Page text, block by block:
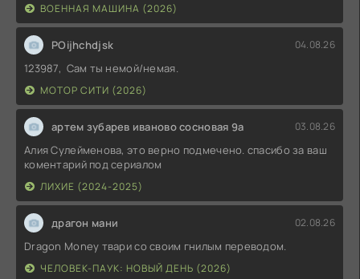
ВОЕННАЯ МАШИНА (2026)
POijhchdjsk 04.08.26
123987, Сам ты немой/немая.
МОТОР СИТИ (2026)
артем зубарев иваново сосновая 9а 03.08.26
Алия Сулейменова, это верно подмечено. спасибо за ваш
коментарий под сериалом
ЛИХИЕ (2024-2025)
драгон мани 02.08.26
Dragon Money твари со своим гнилым переводом.
ЧЕЛОВЕК-ПАУК: НОВЫЙ ДЕНЬ (2026)